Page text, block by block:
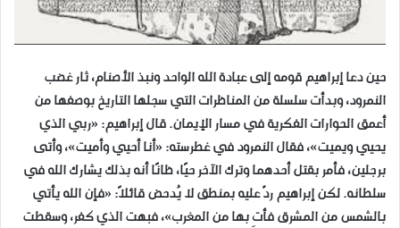
حين دعا إبراهيم قومه إلى عبادة الله الواحد ونبذ الأصنام، ثار غضب
النمرود، وبدأت سلسلة من المناظرات التي سجلها التاريخ بوصفها من
أعمق الحوارات الفكرية في مسار الإيمان. قال إبراهيم: «ربي الذي
يحيي ويميت»، فقال النمرود في غطرسته: «أنا أحيي وأميت»، وأتى
برجلين، فأمر بقتل أحدهما وترك الآخر حيًا، ظانًا أنه بذلك يشارك الله في
سلطانه. لكن إبراهيم ردّ عليه بمنطق لا يُدحض قائلاً: «فإن الله يأتي
بالشمس من المشرق فأتِ بها من المغرب»، فبهت الذي كفر، وسقطت